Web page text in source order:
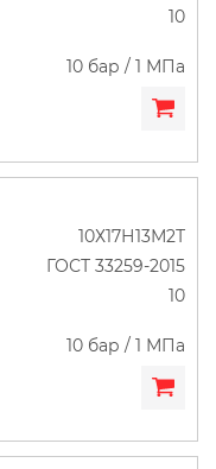
10
10 бар / 1 МПа
10Х17Н13М2Т
ГОСТ 33259-2015
10
10 бар / 1 МПа